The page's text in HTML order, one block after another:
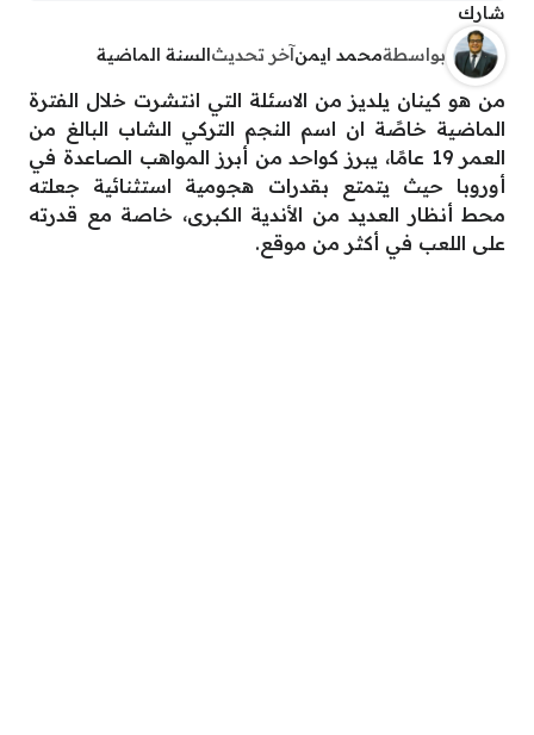
شارك
بواسطةمحمد ايمن آخر تحديث السنة الماضية
من هو كينان يلديز من الاسئلة التي انتشرت خلال الفترة
الماضية خاصًة ان اسم النجم التركي الشاب البالغ من
العمر 19 عامًا، يبرز كواحد من أبرز المواهب الصاعدة في
أوروبا حيث يتمتع بقدرات هجومية استثنائية جعلته
محط أنظار العديد من الأندية الكبرى، خاصة مع قدرته
على اللعب في أكثر من موقع.